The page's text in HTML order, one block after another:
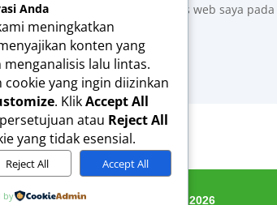
Simpan nama, email, dan situs web saya
Kirim Komentar
oleh TIK MTsN 3 Kota Padang © 2026
Anda
meningkatkan
konten yang
lalu lintas.
yang ingin diizinkan
. KlikAccept All
atau Reject All
yang tidak esensial.
Reject All Accept All
by